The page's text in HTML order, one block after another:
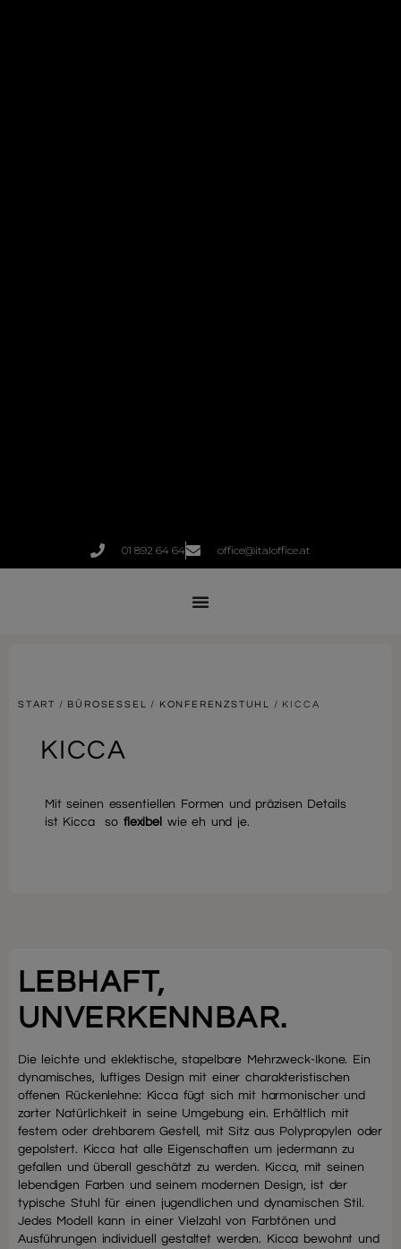
01 892 64 64 office@italoffice.at
START / BÜROSESSEL / KONFERENZSTUHL / KICCA
KICCA
Mit seinen essentiellen Formen und präzisen Details
ist Kicca so flexibel wie eh und je.
LEBHAFT,
UNVERKENNBAR.
Die leichte und eklektische, stapelbare Mehrzweck-Ikone. Ein
dynamisches, luftiges Design mit einer charakteristischen
offenen Rückenlehne: Kicca fügt sich mit harmonischer und
zarter Natürlichkeit in seine Umgebung ein. Erhältlich mit
festem oder drehbarem Gestell, mit Sitz aus Polypropylen oder
gepolstert. Kicca hat alle Eigenschaften um jedermann zu
gefallen und überall geschätzt zu werden. Kicca, mit seinen
lebendigen Farben und seinem modernen Design, ist der
typische Stuhl für einen jugendlichen und dynamischen Stil.
Jedes Modell kann in einer Vielzahl von Farbtönen und
Ausführungen individuell gestaltet werden. Kicca bewohnt und